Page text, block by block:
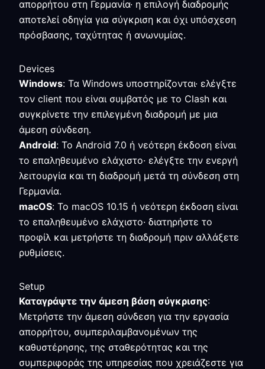
απορρήτου στη Γερμανία· η επιλογή διαδρομής
αποτελεί οδηγία για σύγκριση και όχι υπόσχεση
πρόσβασης, ταχύτητας ή ανωνυμίας.
Devices
Windows: Τα Windows υποστηρίζονται· ελέγξτε
τον client που είναι συμβατός με το Clash και
συγκρίνετε την επιλεγμένη διαδρομή με μια
άμεση σύνδεση.
Android: Το Android 7.0 ή νεότερη έκδοση είναι
το επαληθευμένο ελάχιστο· ελέγξτε την ενεργή
λειτουργία και τη διαδρομή μετά τη σύνδεση στη
Γερμανία.
macOS: Το macOS 10.15 ή νεότερη έκδοση είναι
το επαληθευμένο ελάχιστο· διατηρήστε το
προφίλ και μετρήστε τη διαδρομή πριν αλλάξετε
ρυθμίσεις.
Setup
Καταγράψτε την άμεση βάση σύγκρισης:
Μετρήστε την άμεση σύνδεση για την εργασία
απορρήτου, συμπεριλαμβανομένων της
καθυστέρησης, της σταθερότητας και της
συμπεριφοράς της υπηρεσίας που χρειάζεστε για